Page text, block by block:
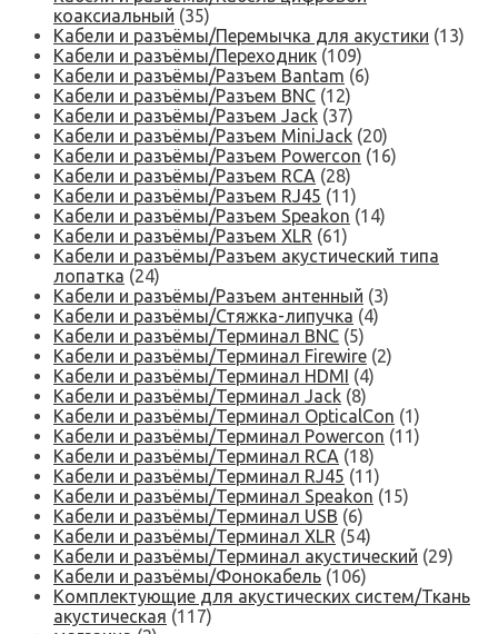
коаксиальный (35)
Кабели и разъёмы/Перемычка для акустики (13)
Кабели и разъёмы/Переходник (109)
Кабели и разъёмы/Разъем Bantam (6)
Кабели и разъёмы/Разъем BNC (12)
Кабели и разъёмы/Разъем Jack (37)
Кабели и разъёмы/Разъем MiniJack (20)
Кабели и разъёмы/Разъем Powercon (16)
Кабели и разъёмы/Разъем RCA (28)
Кабели и разъёмы/Разъем RJ45 (11)
Кабели и разъёмы/Разъем Speakon (14)
Кабели и разъёмы/Разъем XLR (61)
Кабели и разъёмы/Разъем акустический типа
лопатка (24)
Кабели и разъёмы/Разъем антенный (3)
Кабели и разъёмы/Стяжка-липучка (4)
Кабели и разъёмы/Терминал BNC (5)
Кабели и разъёмы/Терминал Firewire (2)
Кабели и разъёмы/Терминал HDMI (4)
Кабели и разъёмы/Терминал Jack (8)
Кабели и разъёмы/Терминал OpticalCon (1)
Кабели и разъёмы/Терминал Powercon (11)
Кабели и разъёмы/Терминал RCA (18)
Кабели и разъёмы/Терминал RJ45 (11)
Кабели и разъёмы/Терминал Speakon (15)
Кабели и разъёмы/Терминал USB (6)
Кабели и разъёмы/Терминал XLR (54)
Кабели и разъёмы/Терминал акустический (29)
Кабели и разъёмы/Фонокабель (106)
Комплектующие для акустических систем/Ткань
акустическая (117)